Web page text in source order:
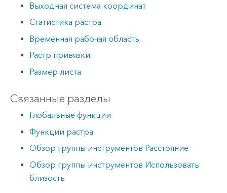
Выходная система координат
Статистика растра
Временная рабочая область
Растр привязки
Размер листа
Связанные разделы
Глобальные функции
Функции растра
Обзор группы инструментов Расстояние
Обзор группы инструментов Использовать
близость